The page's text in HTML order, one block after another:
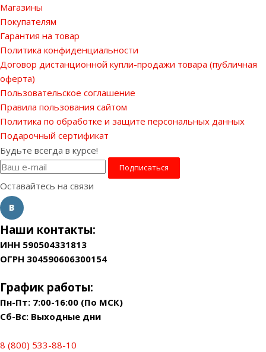
Магазины
Покупателям
Гарантия на товар
Политика конфиденциальности
Договор дистанционной купли-продажи товара (публичная
оферта)
Пользовательское соглашение
Правила пользования сайтом
Политика по обработке и защите персональных данных
Подарочный сертификат
Будьте всегда в курсе!
Оставайтесь на связи
Наши контакты:
ИНН 590504331813
ОГРН 304590606300154
График работы:
Пн-Пт: 7:00-16:00 (По МСК)
Сб-Вс: Выходные дни
8 (800) 533-88-10